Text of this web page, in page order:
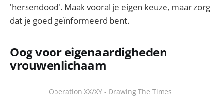
'hersendood'. Maak vooral je eigen keuze, maar zorg
dat je goed geïnformeerd bent.
Oog voor eigenaardigheden
vrouwenlichaam
Operation XX/XY - Drawing The Times